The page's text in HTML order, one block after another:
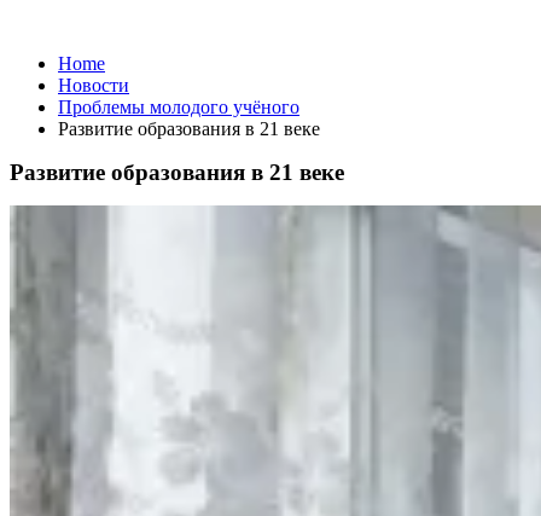
Home
Новости
Проблемы молодого учёного
Развитие образования в 21 веке
Развитие образования в 21 веке